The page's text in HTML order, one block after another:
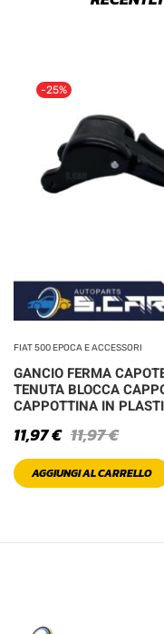
-25%
FIAT 500 EPOCA E ACCESSORI
GANCIO FERMA
TENUTA BLOCCA
CAPPOTTINA IN
11,97€
11,97€
AGGIUNGI AL CARRELLO